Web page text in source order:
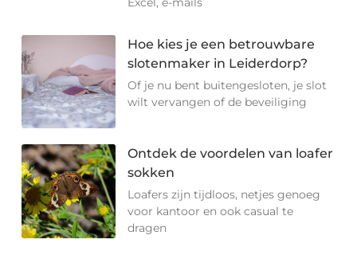
Hoe kies je een betrouwbare
slotenmaker in Leiderdorp?
Of je nu bent buitengesloten, je slot
wilt vervangen of de beveiliging
Ontdek de voordelen van loafer
sokken
Loafers zijn tijdloos, netjes genoeg
voor kantoor en ook casual te
dragen